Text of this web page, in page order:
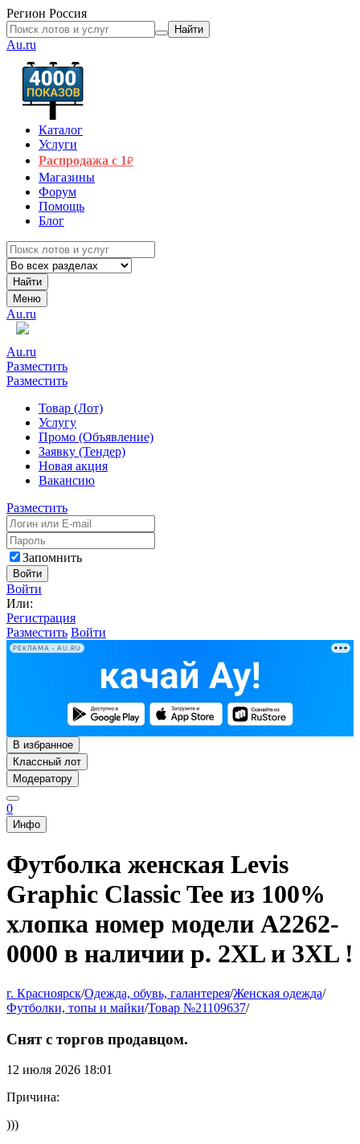
Регион Россия
Найти
Au.ru
Каталог
Услуги
Распродажа с 1₽
Магазины
Форум
Помощь
Блог
Найти
Меню
Au.ru
Au.ru
Разместить
Разместить
Товар (Лот)
Услугу
Промо (Объявление)
Заявку (Тендер)
Новая акция
Вакансию
Разместить
Запомнить
Войти
Войти
Или:
Регистрация
Разместить Войти
РЕКЛАМА • AU.RU
В избранное
Классный лот
Модератору
0
Инфо
Футболка женская Levis
Graphic Classic Tee из 100%
хлопка номер модели А2262-
0000 в наличии р. 2XL и 3XL !
г. Красноярск/Одежда, обувь, галантерея/Женская одежда/
Футболки, топы и майки/Товар №21109637/
Снят с торгов продавцом.
12 июля 2026 18:01
Причина:
)))